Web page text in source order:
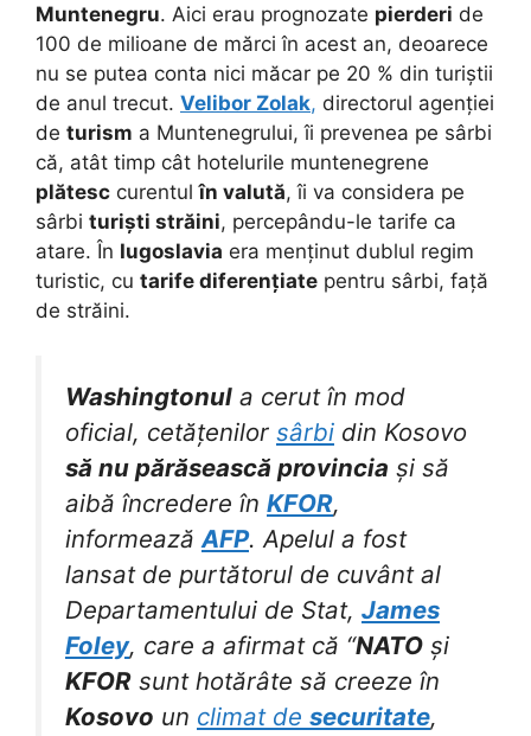
Muntenegru. Aici erau prognozate pierderi de
100 de milioane de mărci în acest an, deoarece
nu se putea conta nici măcar pe 20 % din turiștii
de anul trecut. Velibor Zolak, directorul agenției
de turism a Muntenegrului, îi prevenea pe sârbi
că, atât timp cât hotelurile muntenegrene
plătesc curentulîn valută, îi va considera pe
sârbi turiști străini, percepându-le tarife ca
atare. În Iugoslavia era menținut dublul regim
turistic, cu tarife diferențiate pentru sârbi, față
de străini.
Washingtonul a cerut în mod
oficial, cetățenilor sârbi din Kosovo
să nu părăsească provincia și să
aibă încredere în KFOR,
informeazăAFP. Apelul a fost
lansat de purtătorul de cuvânt al
Departamentului de Stat, James
Foley, care a afirmat că “NATO și
KFOR sunt hotărâte să creeze în
Kosovo un climat de securitate,